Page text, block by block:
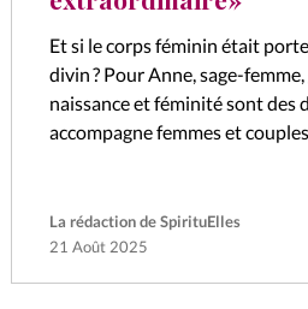
Et si le corps féminin était
divin ? Pour Anne, sage-femme,
naissance et féminité sont des
accompagne femmes et
La rédaction de SpirituElles
21 Août 2025